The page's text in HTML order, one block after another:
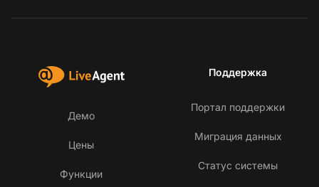
Демо
Цены
Функции
Поддержка
Портал поддержки
Миграция данных
Статус системы